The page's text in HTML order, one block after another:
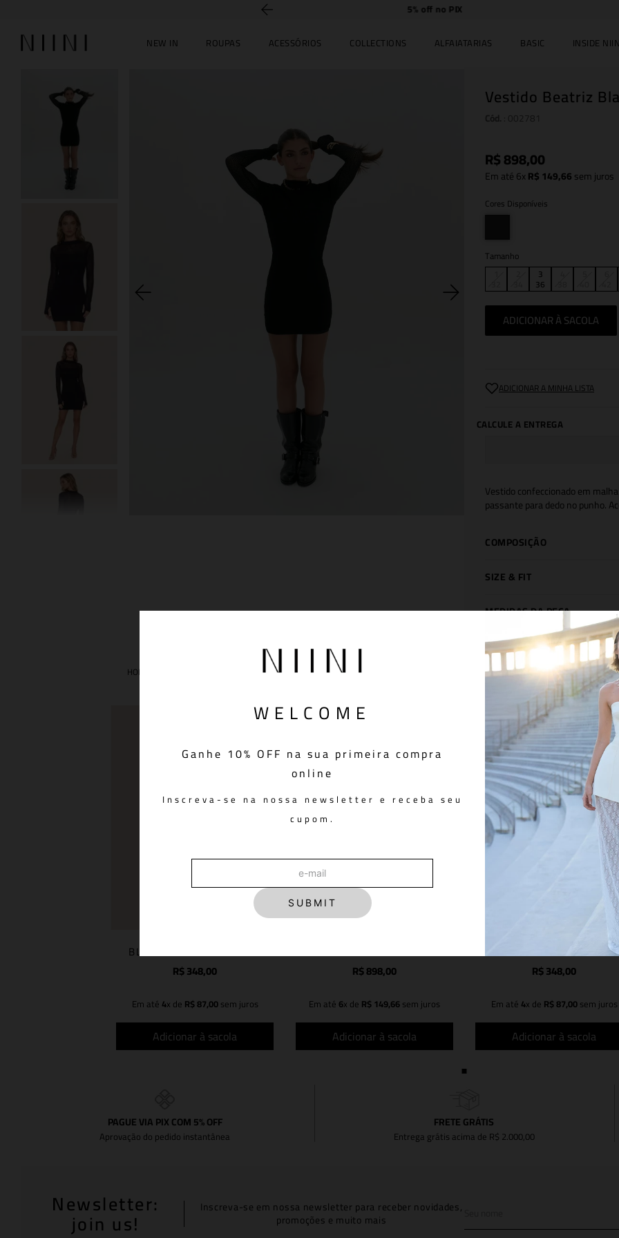
Compreonline eretire
NEW IN ROUPAS ACESSÓRIOS COLLECTIONS ALFAIATARIAS BASIC INSIDE
WELCOME
Ganhe 10% OFF na sua primeira compra
online
Inscreva-se na nossa newsletter e receba seu
cupom.
SUBMIT
Vestido Beatriz
R$898,00
Em até6xR$149,66sem juros
Cores Disponíveis
Tamanho
3
36
ADICIONAR À SACOLA
Vestido confeccionado em
passante para dedo no punho.
COMPOSIÇÃO
SIZE & FIT
MEDIDAS DA PEÇA
VESTIDO BEATRIZ BLACK You May Also Like
BLUSA BEATRICE BLACK
R$348,00
Em até 4x de R$87,00sem juros
Adicionar à sacola
VESTIDO FERNANDA BLACK
R$898,00
Em até 6x de R$149,66sem juros
Adicionar à sacola
BLUSA TULE BLACK
R$348,00
Em até 4x de R$87,00sem juros
Adicionar à sacola
PAGUE VIA PIX COM 5% OFF
Aprovação do pedido instantânea
FRETE GRÁTIS
Entrega grátis acima de R$ 2.000,00
Newsletter:
join us! Inscreva-se em nossa newsletter para receber novidades,
promoções e muito mais